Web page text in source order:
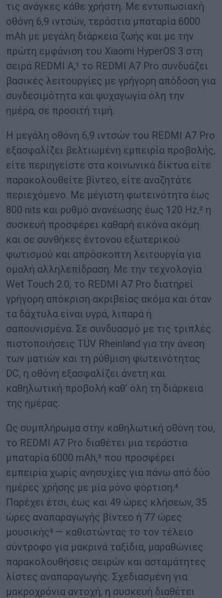
τις ανάγκες κάθε χρήστη. Με εντυπωσιακή
οθόνη 6,9 ιντσών, τεράστια μπαταρία 6000
mAh με μεγάλη διάρκεια ζωής και με την
πρώτη εμφάνιση του Xiaomi HyperOS 3 στη
σειρά REDMI A,¹ το REDMI A7 Pro συνδυάζει
βασικές λειτουργίες με γρήγορη απόδοση για
συνδεσιμότητα και ψυχαγωγία όλη την
ημέρα, σε προσιτή τιμή.
Η μεγάλη οθόνη 6,9 ιντσών του REDMI A7 Pro
εξασφαλίζει βελτιωμένη εμπειρία προβολής,
είτε περιηγείστε στα κοινωνικά δίκτυα είτε
παρακολουθείτε βίντεο, είτε αναζητάτε
περιεχόμενο. Με μέγιστη φωτεινότητα έως
800 nits και ρυθμό ανανέωσης έως 120 Hz,² η
συσκευή προσφέρει καθαρή εικόνα ακόμη
και σε συνθήκες έντονου εξωτερικού
φωτισμού και απρόσκοπτη λειτουργία για
ομαλή αλληλεπίδραση. Με την τεχνολογία
Wet Touch 2.0, το REDMI A7 Pro διατηρεί
γρήγορη απόκριση ακριβείας ακόμα και όταν
τα δάχτυλα είναι υγρά, λιπαρά ή
σαπουνισμένα. Σε συνδυασμό με τις τριπλές
πιστοποιήσεις TÜV Rheinland για την άνεση
των ματιών και τη ρύθμιση φωτεινότητας
DC, η οθόνη εξασφαλίζει άνετη και
καθηλωτική προβολή καθ’ όλη τη διάρκεια
της ημέρας.
Ως συμπλήρωμα στην καθηλωτική οθόνη του,
το REDMI A7 Pro διαθέτει μια τεράστια
μπαταρία 6000 mAh,³ που προσφέρει
εμπειρία χωρίς ανησυχίες για πάνω από δύο
ημέρες χρήσης με μία μόνο φόρτιση.⁴
Παρέχει έτσι, έως και 49 ώρες κλήσεων, 35
ώρες αναπαραγωγής βίντεο ή 77 ώρες
μουσικής⁵ — καθιστώντας το τον τέλειο
σύντροφο για μακρινά ταξίδια, μαραθώνιες
παρακολουθήσεις σειρών και ασταμάτητες
λίστες αναπαραγωγής. Σχεδιασμένη για
μακροχρόνια αντοχή, η συσκευή διαθέτει